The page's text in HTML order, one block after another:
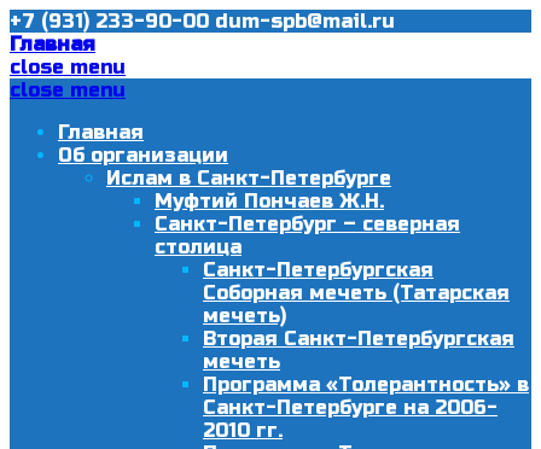
+7 (931) 233-90-00 dum-spb@mail.ru
Главная
close menu
close menu
Главная
Об организации
Ислам в Санкт-Петербурге
Муфтий Пончаев Ж.Н.
Санкт-Петербург – северная
столица
Санкт-Петербургская
Соборная мечеть (Татарская
мечеть)
Вторая Санкт-Петербургская
мечеть
Программа «Толерантность» в
Санкт-Петербурге на 2006-
2010 гг.